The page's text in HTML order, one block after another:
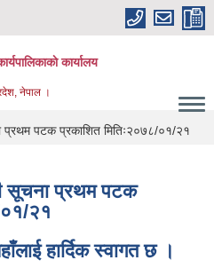
कार्यालय
नेपाल ।
प्रथम पटक प्रकाशित मितिः२०७८/०१/२१
सूचना प्रथम पटक
०१/२१
हार्दिक स्वागत छ ।